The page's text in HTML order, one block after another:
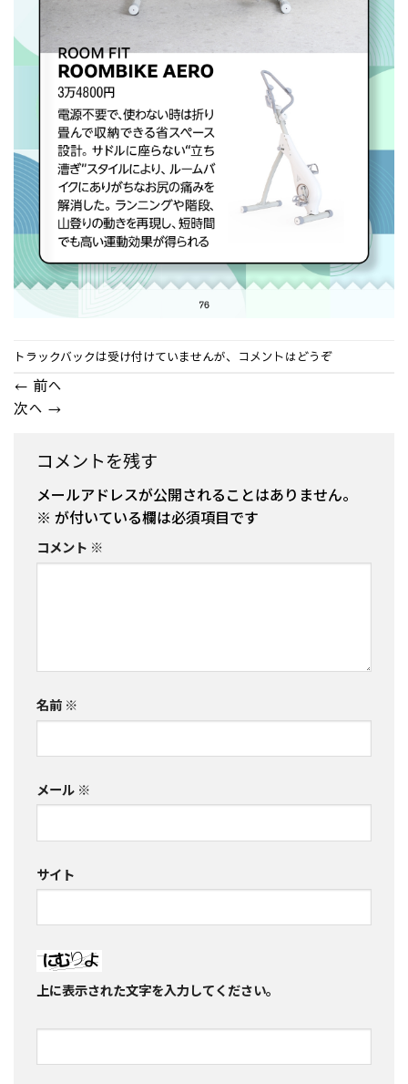
トラックバックは受け付けていませんが、 コメントはどうぞ
← 前へ
次へ →
コメントを残す
メールアドレスが公開されることはありません。
※ が付いている欄は必須項目です
コメント ※
名前 ※
メール ※
サイト
上に表示された文字を入力してください。